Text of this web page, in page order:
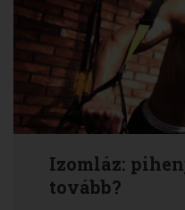
Izomláz:
tovább?